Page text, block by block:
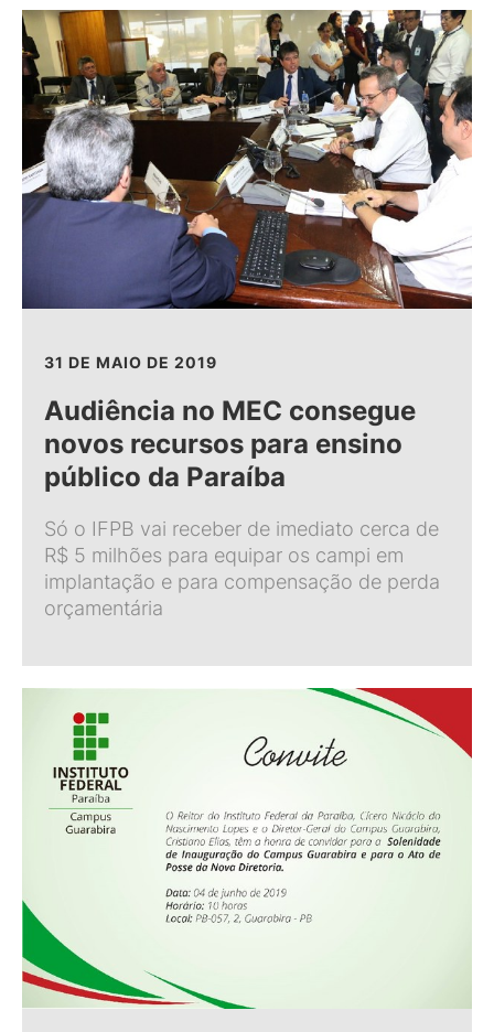
31 DE MAIO DE 2019
Audiência no MEC consegue
novos recursos para ensino
público da Paraíba
Só o IFPB vai receber de imediato cerca de
R$ 5 milhões para equipar os campi em
implantação e para compensação de perda
orçamentária